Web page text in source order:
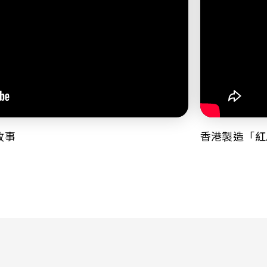
事 香港製造「